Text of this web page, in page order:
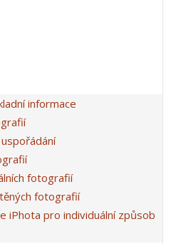
informace
fotografií
fotografií
iPhota pro individuální způsob